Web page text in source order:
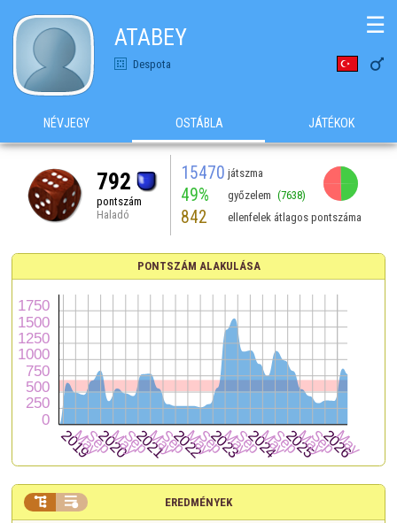
ATABEY
Despota 
☰
NÉVJEGY OSTÁBLA JÁTÉKOK
792
pontszám
Haladó
15470 játszma
49% győzelem (7638)
842 ellenfelek átlagos pontszáma
PONTSZÁM ALAKULÁSA
EREDMÉNYEK
 